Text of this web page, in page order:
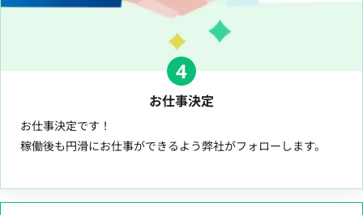
4
お仕事決定
お仕事決定です！
稼働後も円滑にお仕事ができるよう弊社がフォローします。